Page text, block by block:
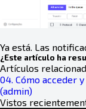
Ya está. Las
¿Este artículo ha
Artículos
04. Cómo acceder
(admin)
Vistos